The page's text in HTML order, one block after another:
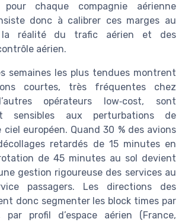
pour chaque compagnie aérienne
donc à calibrer ces marges au
réalité du trafic aérien et des
aérien.
semaines les plus tendues montrent
courtes, très fréquentes chez
opérateurs low‑cost, sont
sensibles aux perturbations de
européen. Quand 30 % des avions
retardés de 15 minutes en
de 45 minutes au sol devient
gestion rigoureuse des services au
passagers. Les directions des
donc segmenter les block times par
profil d’espace aérien (France,